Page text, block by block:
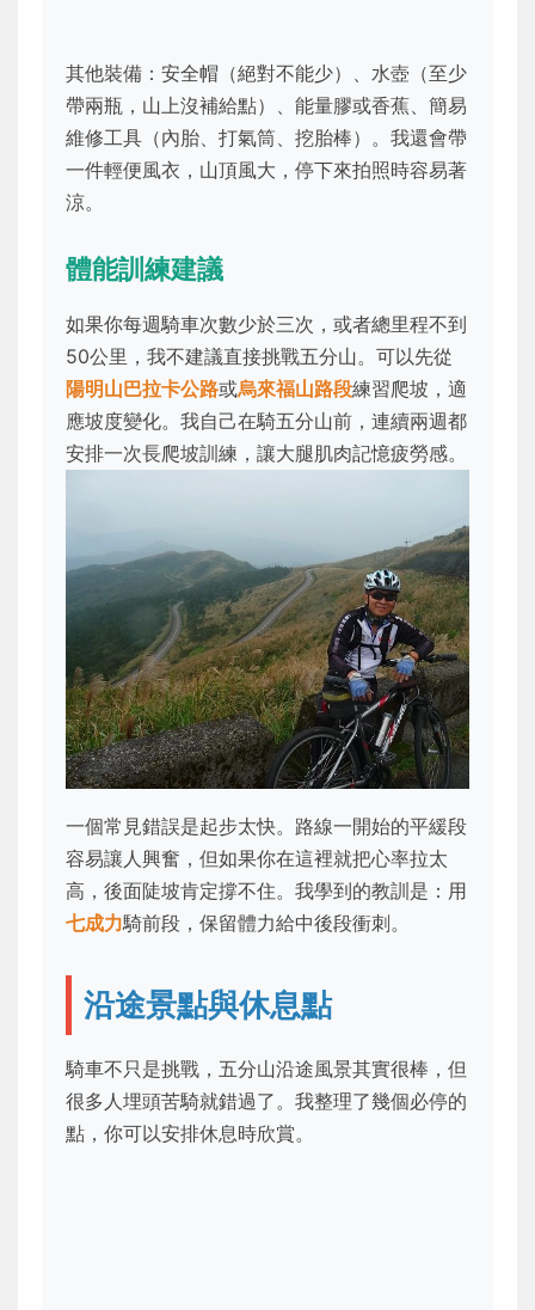
其他裝備：安全帽（絕對不能少）、水壺（至少
帶兩瓶，山上沒補給點）、能量膠或香蕉、簡易
維修工具（內胎、打氣筒、挖胎棒）。我還會帶
一件輕便風衣，山頂風大，停下來拍照時容易著
涼。
體能訓練建議
如果你每週騎車次數少於三次，或者總里程不到
50公里，我不建議直接挑戰五分山。可以先從
陽明山巴拉卡公路或烏來福山路段練習爬坡，適
應坡度變化。我自己在騎五分山前，連續兩週都
安排一次長爬坡訓練，讓大腿肌肉記憶疲勞感。
一個常見錯誤是起步太快。路線一開始的平緩段
容易讓人興奮，但如果你在這裡就把心率拉太
高，後面陡坡肯定撐不住。我學到的教訓是：用
七成力騎前段，保留體力給中後段衝刺。
沿途景點與休息點
騎車不只是挑戰，五分山沿途風景其實很棒，但
很多人埋頭苦騎就錯過了。我整理了幾個必停的
點，你可以安排休息時欣賞。